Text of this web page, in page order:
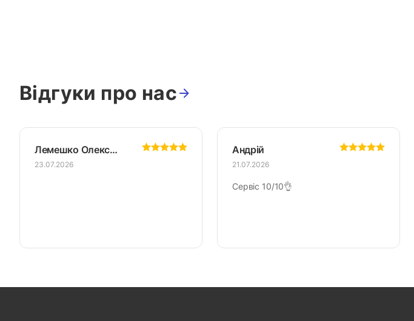
Відгуки про нас
Лемешко Олександр
23.07.2026
Андрій
21.07.2026
Сервіс 10/10👌